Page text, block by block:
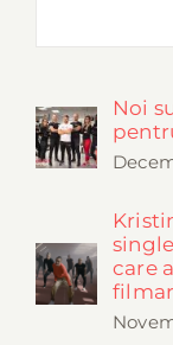
Noi
care